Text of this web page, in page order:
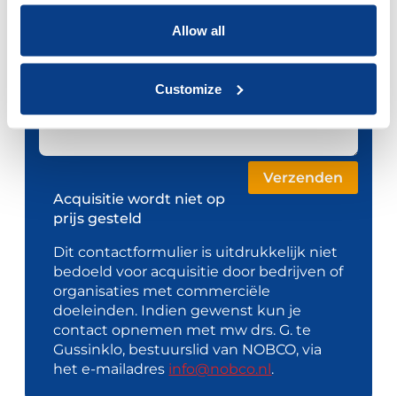
process your information.
Allow all
Customize
Acquisitie wordt niet op
prijs gesteld
Dit contactformulier is uitdrukkelijk niet
bedoeld voor acquisitie door bedrijven of
organisaties met commerciële
doeleinden. Indien gewenst kun je
contact opnemen met mw drs. G. te
Gussinklo, bestuurslid van NOBCO, via
het e-mailadres info@nobco.nl .